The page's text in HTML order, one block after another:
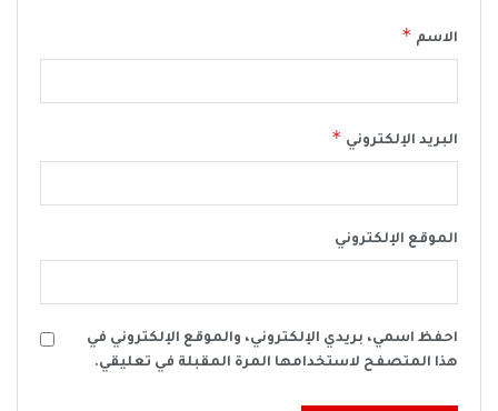
الاسم *
البريد الإلكتروني *
الموقع الإلكتروني
احفظ اسمي، بريدي الإلكتروني، والموقع الإلكتروني في
هذا المتصفح لاستخدامها المرة المقبلة في تعليقي.